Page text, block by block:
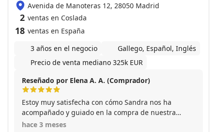
Avenida de Manoteras 12, 28050 Madrid
2 ventas en Coslada
18 ventas en España
3 años en el negocio
Gallego, Español, Inglés
Precio de venta mediano 325k EUR
Reseñado por Elena A. A. (Comprador)
Estoy muy satisfecha con cómo Sandra nos ha
acompañado y guiado en la compra de nuestra
vivienda. Es una profesional amable y siempre
hace 3 meses